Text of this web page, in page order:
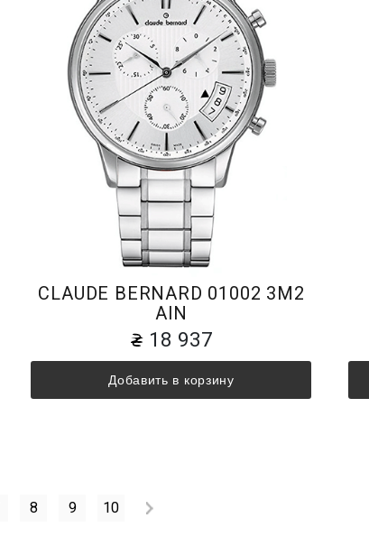
CLAUDE BERNARD 01002 3M2
AIN
18 937
Добавить в корзину
8 9 10